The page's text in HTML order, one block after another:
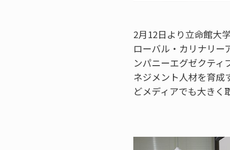
2月12日より立命館大
ローバル・カリナリー
ンパニーエグゼクティ
ネジメント人材を育成
どメディアでも大きく